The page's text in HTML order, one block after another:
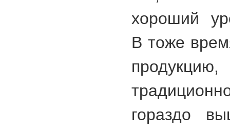
хороший
В тоже
гораздо